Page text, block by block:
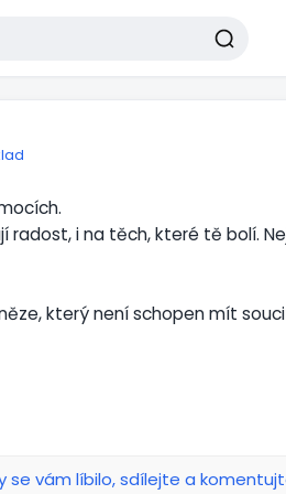
i na těch, které tě bolí.
který není schopen mít
prožíváš – a rozumí ti.
když na vás přicházejí rozličné
tvrdost, zloba, hněv…“
se vám líbilo, sdílejte a